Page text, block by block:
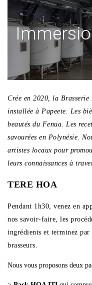
Crée en 2020, la
installée à Papeete. Les
beautés du Fenua. Les
savourées en Polynésie.
artistes locaux pour
leurs connaissances à
TERE HOA
Pendant 1h30, venez en
nos savoir-faire, les
ingrédients et terminez par
brasseurs.
Nous vous proposons deux